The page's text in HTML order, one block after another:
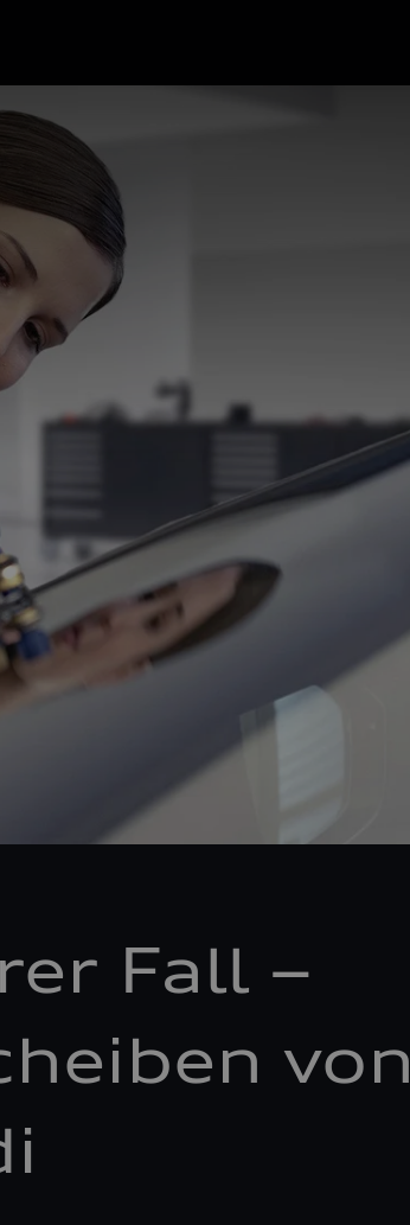
Fall –
von